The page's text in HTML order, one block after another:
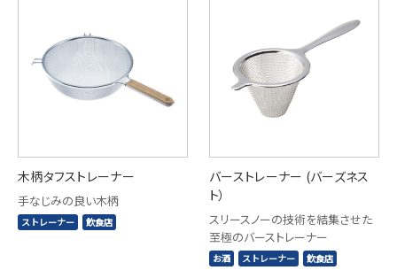
木柄タフストレーナー
手なじみの良い木柄
ストレーナー 飲食店
バーストレーナー (バーズネス
ト）
スリースノーの技術を結集させた
至極のバーストレーナー
お酒 ストレーナー 飲食店